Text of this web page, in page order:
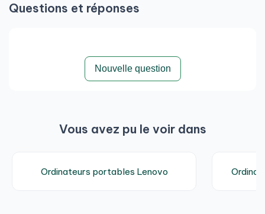
Par Ignacio A.
Spectaculaire. Il est comme neuf. Tout est parfait.
Livraison rapide. Merci.
Questions et réponses
Nouvelle question
Vous avez pu le voir dans
Ordinateurs portables Lenovo